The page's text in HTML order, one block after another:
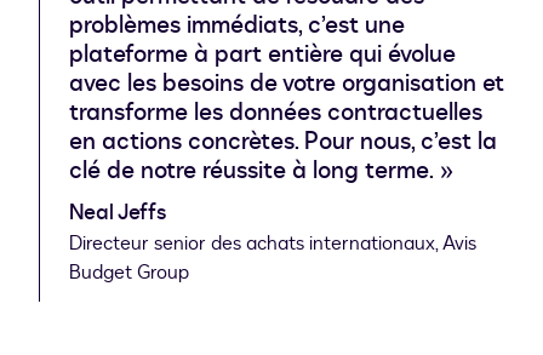
problèmes immédiats, c’est une
plateforme à part entière qui évolue
avec les besoins de votre organisation et
transforme les données contractuelles
en actions concrètes. Pour nous, c’est la
clé de notre réussite à long terme. »
Neal Jeffs
Directeur senior des achats internationaux, Avis
Budget Group